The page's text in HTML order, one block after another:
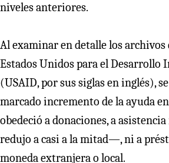
niveles anteriores.
Al examinar en detalle los archivos
Estados Unidos para el Desarrollo
(USAID, por sus siglas en inglés),
marcado incremento de la ayuda
obedeció a donaciones, a
redujo a casi a la mitad—, ni a
moneda extranjera o local.